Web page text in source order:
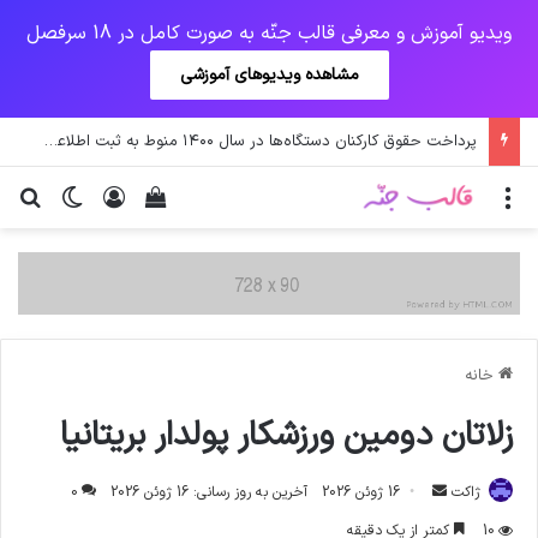
ویدیو آموزش و معرفی قالب جنّه به صورت کامل در 18 سرفصل
مشاهده ویدیوهای آموزشی
پرداخت حقوق کارکنان دستگاه‌ها در سال ۱۴۰۰ منوط به ثبت اطلاعات کارکنان در سامانه شد
تغییر ورود
دیدن سبد خرید منو
خانه
زلاتان دومين ورزشكار پولدار بريتانيا
ژاکت
ارسال
ایمیل
16 ژوئن 2026 آخرین به روز رسانی: 16 ژوئن 2026
0
10
کمتر از یک دقیقه